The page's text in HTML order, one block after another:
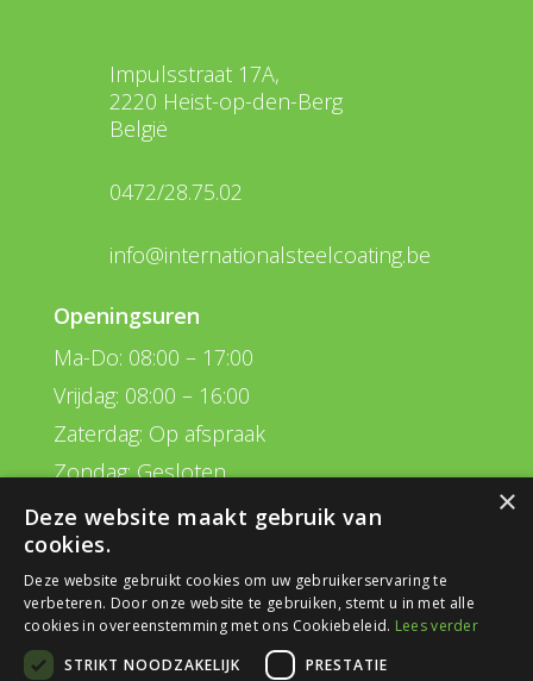
Impulsstraat 17A,
2220 Heist-op-den-Berg
België
0472/28.75.02
info@internationalsteelcoating.be
Openingsuren
Ma-Do: 08:00 – 17:00
Vrijdag: 08:00 – 16:00
Zaterdag: Op afspraak
Zondag: Gesloten
Navigatie
Behandelingen
Plan van aanpak
Realisaties
×
Deze website maakt gebruik van
cookies.
Deze website gebruikt cookies om uw gebruikerservaring te
verbeteren. Door onze website te gebruiken, stemt u in met alle
cookies in overeenstemming met ons Cookiebeleid. Lees verder
STRIKT NOODZAKELIJK
PRESTATIE